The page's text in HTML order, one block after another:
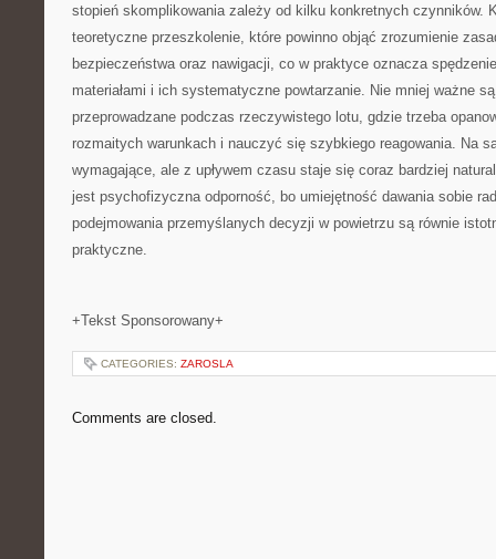
stopień skomplikowania zależy od kilku konkretnych czynników.
teoretyczne przeszkolenie, które powinno objąć zrozumienie
bezpieczeństwa oraz nawigacji, co w praktyce oznacza
materiałami i ich systematyczne powtarzanie. Nie mniej ważne
przeprowadzane podczas rzeczywistego lotu, gdzie trzeba
rozmaitych warunkach i nauczyć się szybkiego reagowania. Na
wymagające, ale z upływem czasu staje się coraz bardziej
jest psychofizyczna odporność, bo umiejętność dawania sobie
podejmowania przemyślanych decyzji w powietrzu są równie
praktyczne.
+Tekst Sponsorowany+
CATEGORIES: ZAROSLA
Comments are closed.